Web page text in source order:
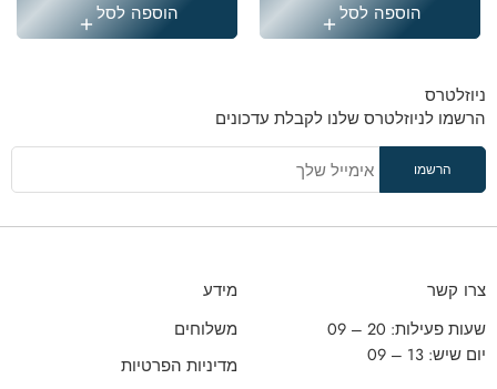
הוספה לסל הוספה לסל
ניוזלטרס
הרשמו לניוזלטרס שלנו לקבלת עדכונים
צרו קשר
שעות פעילות: 20 – 09
יום שיש: 13 – 09
מידע
משלוחים
מדיניות הפרטיות